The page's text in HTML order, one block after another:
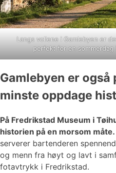
Langs vollene i Gamlebyen er
perfekt for en sommerdag
Gamlebyen er
minste oppdage
På Fredrikstad Museum i
historien på en morsom måte.
serverer bartenderen
og menn fra høyt og lavt i
fotavtrykk i Fredrikstad.